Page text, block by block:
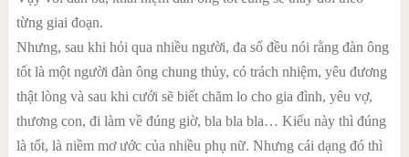
từng giai đoạn.
Nhưng, sau khi hỏi qua nhiều người, đa số đều nói rằng đàn ông
tốt là một người đàn ông chung thủy, có trách nhiệm, yêu đương
thật lòng và sau khi cưới sẽ biết chăm lo cho gia đình, yêu vợ,
thương con, đi làm về đúng giờ, bla bla bla… Kiểu này thì đúng
là tốt, là niềm mơ ước của nhiều phụ nữ. Nhưng cái dạng đó thì